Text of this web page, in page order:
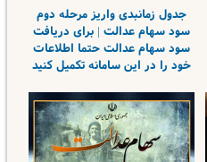
جدول زمانبدی واریز مرحله دوم
سود سهام عدالت | برای دریافت
سود سهام عدالت حتما اطلاعات
خود را در این سامانه تکمیل کنید